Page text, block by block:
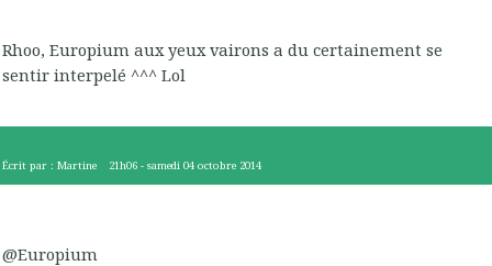
Rhoo, Europium aux yeux vairons a du certainement se
sentir interpelé ^^^ Lol
Écrit par : Martine 21h06 -samedi 04 octobre 2014
@Europium